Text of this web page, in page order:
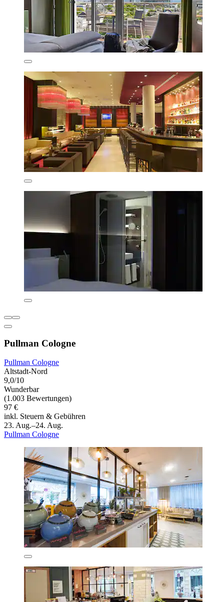
Pullman Cologne
Pullman Cologne
Altstadt-Nord
9,0/10
Wunderbar
(1.003 Bewertungen)
97 €
inkl. Steuern & Gebühren
23. Aug.–24. Aug.
Pullman Cologne